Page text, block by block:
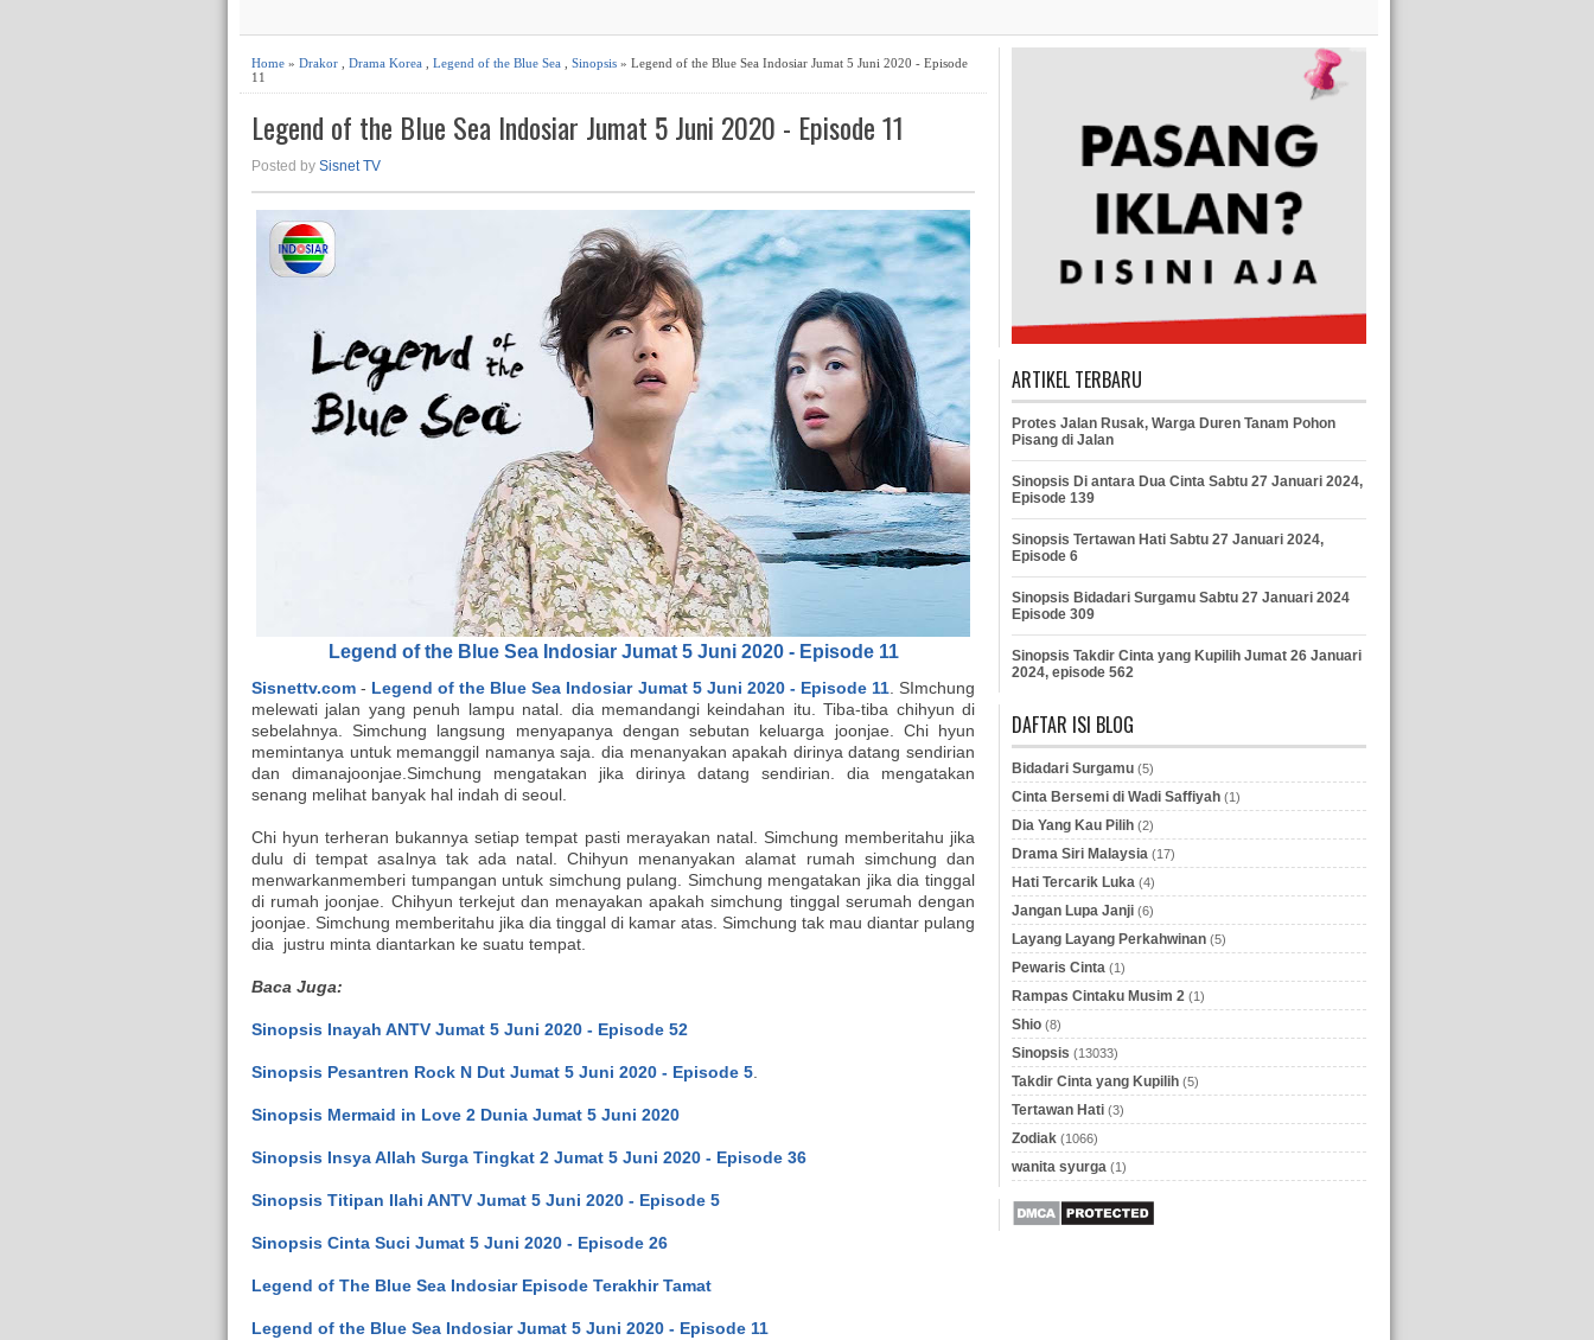
Home » Drakor Drama Korea Legend of the Blue Sea Sinopsis » Legend of the Blue Sea Indosiar Jumat 5 Juni 2020 - Episode
11
Legend of the Blue Sea Indosiar Jumat 5 Juni 2020 - Episode 11
Posted by Sisnet TV
Legend of the Blue Sea Indosiar Jumat 5 Juni 2020 - Episode 11
Sisnettv.com - Legend of the Blue Sea Indosiar Jumat 5 Juni 2020 - Episode 11. SImchung
melewati jalan yang penuh lampu natal. dia memandangi keindahan itu. Tiba-tiba chihyun di
sebelahnya. Simchung langsung menyapanya dengan sebutan keluarga joonjae. Chi hyun
memintanya untuk memanggil namanya saja. dia menanyakan apakah dirinya datang sendirian
dan dimanajoonjae.Simchung mengatakan jika dirinya datang sendirian. dia mengatakan
senang melihat banyak hal indah di seoul.
Chi hyun terheran bukannya setiap tempat pasti merayakan natal. Simchung memberitahu jika
dulu di tempat asalnya tak ada natal. Chihyun menanyakan alamat rumah simchung dan
menwarkanmemberi tumpangan untuk simchung pulang. Simchung mengatakan jika dia tinggal
di rumah joonjae. Chihyun terkejut dan menayakan apakah simchung tinggal serumah dengan
joonjae. Simchung memberitahu jika dia tinggal di kamar atas. Simchung tak mau diantar pulang
dia justru minta diantarkan ke suatu tempat.
Baca Juga:
Sinopsis Inayah ANTV Jumat 5 Juni 2020 - Episode 52
Sinopsis Pesantren Rock N Dut Jumat 5 Juni 2020 - Episode 5
Sinopsis Mermaid in Love 2 Dunia Jumat 5 Juni 2020
Sinopsis Insya Allah Surga Tingkat 2 Jumat 5 Juni 2020 - Episode 36
Sinopsis Titipan Ilahi ANTV Jumat 5 Juni 2020 - Episode 5
Sinopsis Cinta Suci Jumat 5 Juni 2020 - Episode 26
Legend of The Blue Sea Indosiar Episode Terakhir Tamat
Legend of the Blue Sea Indosiar Jumat 5 Juni 2020 - Episode 11
ARTIKEL TERBARU
Protes Jalan Rusak, Warga Duren Tanam Pohon
Pisang di Jalan
Sinopsis Di antara Dua Cinta Sabtu 27 Januari 2024,
Episode 139
Sinopsis Tertawan Hati Sabtu 27 Januari 2024,
Episode 6
Sinopsis Bidadari Surgamu Sabtu 27 Januari 2024
Episode 309
Sinopsis Takdir Cinta yang Kupilih Jumat 26 Januari
2024, episode 562
DAFTAR ISI BLOG
Bidadari Surgamu (5)
Cinta Bersemi di Wadi Saffiyah (1)
Dia Yang Kau Pilih (2)
Drama Siri Malaysia (17)
Hati Tercarik Luka (4)
Jangan Lupa Janji (6)
Layang Layang Perkahwinan (5)
Pewaris Cinta (1)
Rampas Cintaku Musim 2 (1)
Shio (8)
Sinopsis (13033)
Takdir Cinta yang Kupilih (5)
Tertawan Hati (3)
Zodiak (1066)
wanita syurga (1)